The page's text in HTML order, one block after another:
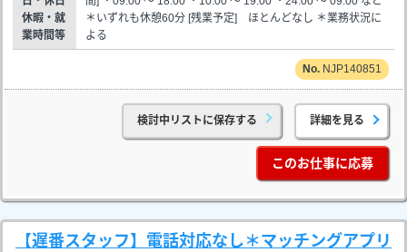
休暇・就
業時間等
＊いずれも休憩60分 [残業予定] ほとんどなし ＊業務状況に
よる
NJP140851
検討中リストに保存する 詳細を見る
このお仕事に応募
【遅番スタッフ】電話対応なし＊マッチングアプリ